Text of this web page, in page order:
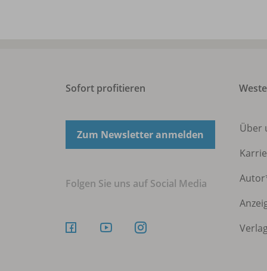
Sofort profitieren
Zum Newsletter anmelden
Folgen Sie uns auf Social Media